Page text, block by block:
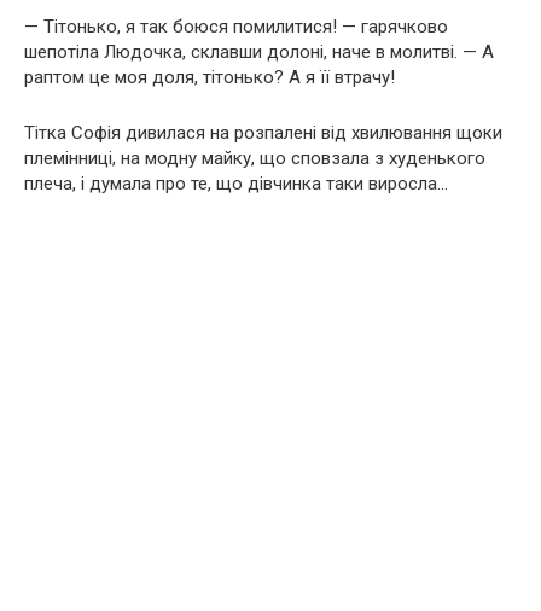
— Тітонько, я так боюся помилитися! — гарячково
шепотіла Людочка, склавши долоні, наче в молитві. — А
раптом це моя доля, тітонько? А я її втрачу!
Тітка Софія дивилася на розпалені від хвилювання щоки
племінниці, на модну майку, що сповзала з худенького
плеча, і думала про те, що дівчинка таки виросла…